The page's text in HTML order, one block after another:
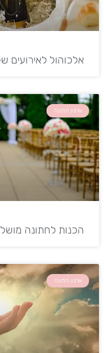
אלכוהול לאירועים
ארגון חתונה
הכנות לחתונה
ארגון חתונה